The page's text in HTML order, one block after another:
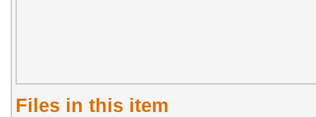
Files in this item